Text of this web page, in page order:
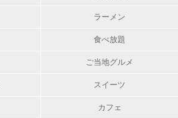
ラーメン
食べ放題
ご当地グルメ
スイーツ
カフェ